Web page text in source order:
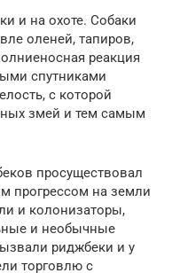
и на охоте. Собаки
оленей, тапиров,
реакция
спутниками
с которой
змей и тем самым
просуществовал
прогрессом на земли
и колонизаторы,
и необычные
риджбеки и у
торговлю с